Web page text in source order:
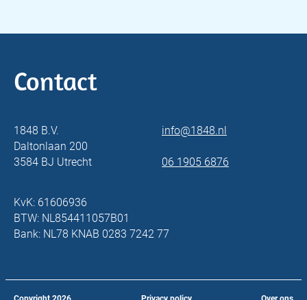
Contact
1848 B.V.
Daltonlaan 200
3584 BJ Utrecht
info@1848.nl
06 1905 6876
KvK: 61606936
BTW: NL854411057B01
Bank: NL78 KNAB 0283 7242 77